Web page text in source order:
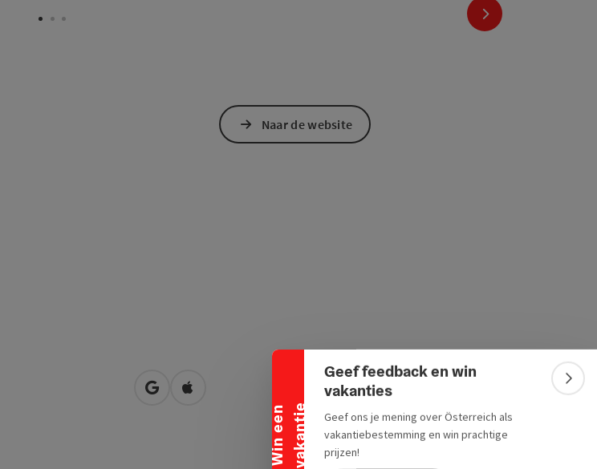
W
i
n
e
e
n
v
a
k
a
n
t
ie
Banner inklappen
Geef feedback en win
vakanties
Geef ons je mening over Österreich als
vakantiebestemming en win prachtige
prijzen!
nächstes Element
Openen in Google Maps
Openen in Apple Maps
Naar de website